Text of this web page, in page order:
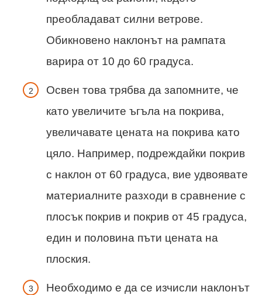
преобладават силни ветрове.
Обикновено наклонът на рампата
варира от 10 до 60 градуса.
Освен това трябва да запомните, че
като увеличите ъгъла на покрива,
увеличавате цената на покрива като
цяло. Например, подреждайки покрив
с наклон от 60 градуса, вие удвоявате
материалните разходи в сравнение с
плосък покрив и покрив от 45 градуса,
един и половина пъти цената на
плоския.
Необходимо е да се изчисли наклонът